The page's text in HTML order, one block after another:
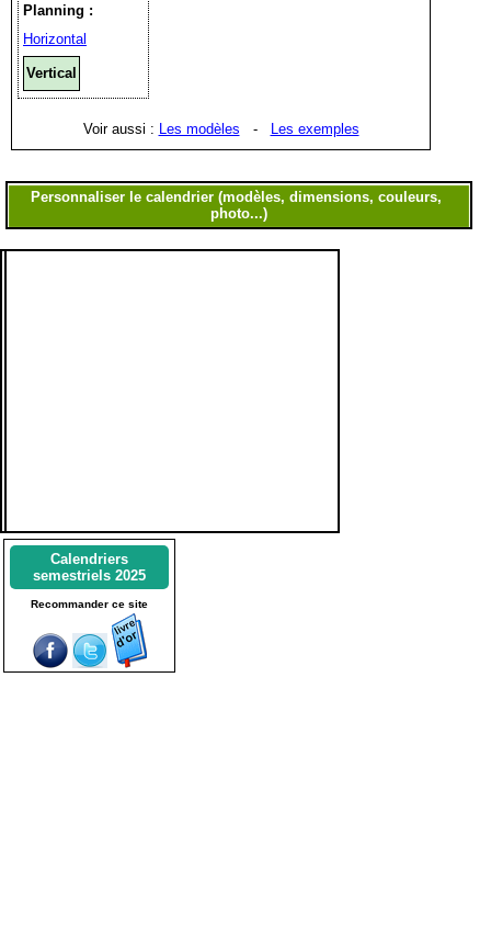
Planning :
Horizontal
Vertical
Voir aussi : Les modèles - Les exemples
Calendriers
semestriels 2025
Recommander ce site